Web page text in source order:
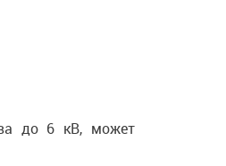
до 6 кВ, может